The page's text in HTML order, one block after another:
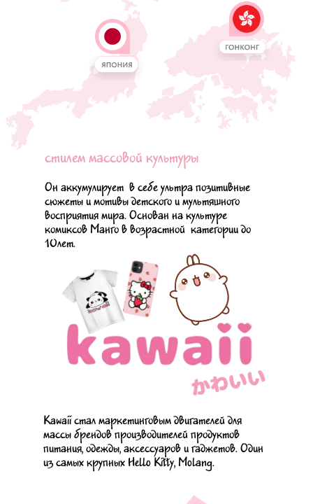
стилем массовой культуры
Он аккумулирует в себе ультра позитивные
сюжеты и мотивы детского и мультяшного
восприятия мира. Основан на культуре
комиксов Манго в возрастной категории до
10лет.
Kawaii стал маркетинговым двигателей для
массы брендов производителей продуктов
питания, одежды, аксессуаров и гаджетов. Один
из самых крупных Hello Kitty, Molang.